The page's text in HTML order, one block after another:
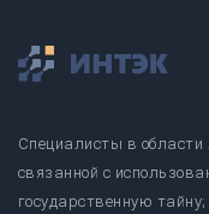
Специалисты в области
связанной с
государственную